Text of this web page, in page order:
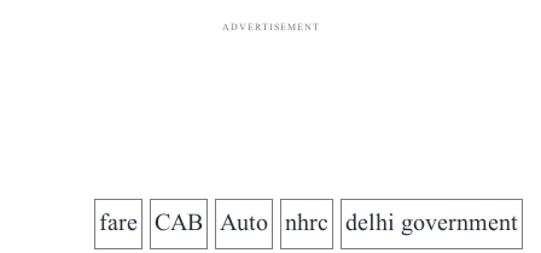
ADVERTISEMENT
delhi government
nhrc
Auto
CAB
fare